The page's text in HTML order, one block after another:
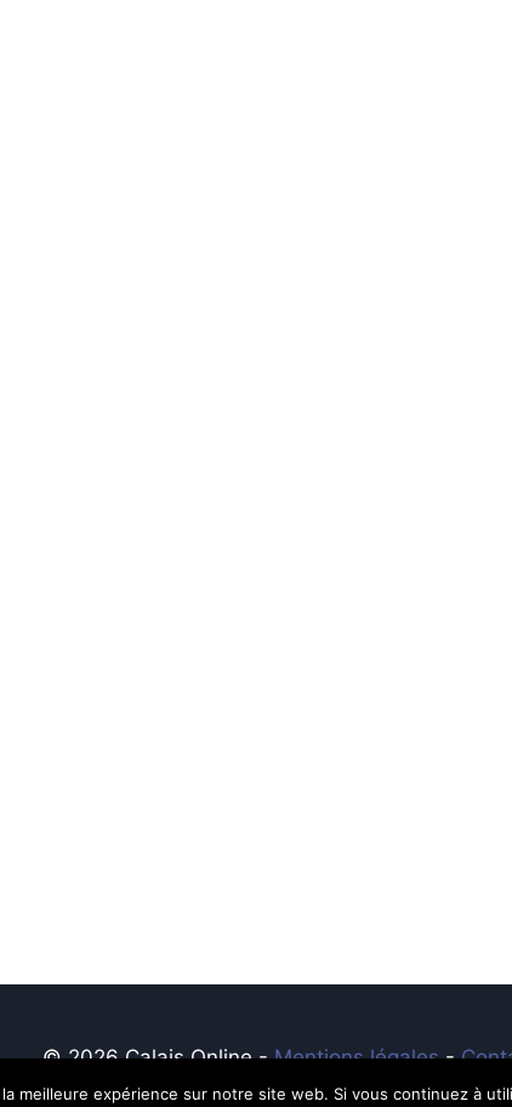
© 2026 Calais Online -Mentions légales-
meilleure expérience sur notre site web. Si vous continuez à